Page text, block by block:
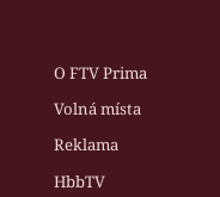
O FTV Prima
Volná místa
Reklama
HbbTV